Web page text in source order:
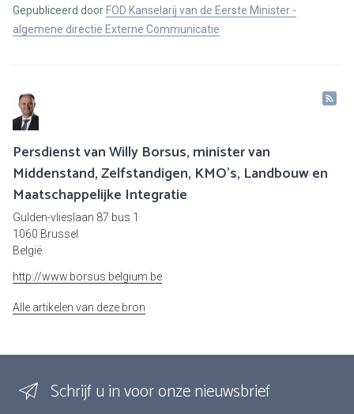
Gepubliceerd door FOD Kanselarij van de Eerste Minister -
algemene directie Externe Communicatie
Persdienst van Willy Borsus, minister van
Middenstand, Zelfstandigen, KMO's, Landbouw en
Maatschappelijke Integratie
Gulden-vlieslaan 87 bus 1
1060 Brussel
België
http://www.borsus.belgium.be
Alle artikelen van deze bron
Schrijf u in voor onze nieuwsbrief